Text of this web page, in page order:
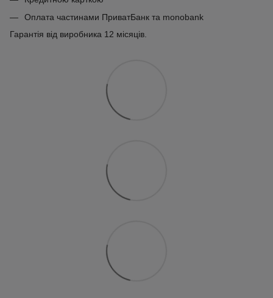
Оплата частинами ПриватБанк та monobank
Гарантія від виробника 12 місяців.